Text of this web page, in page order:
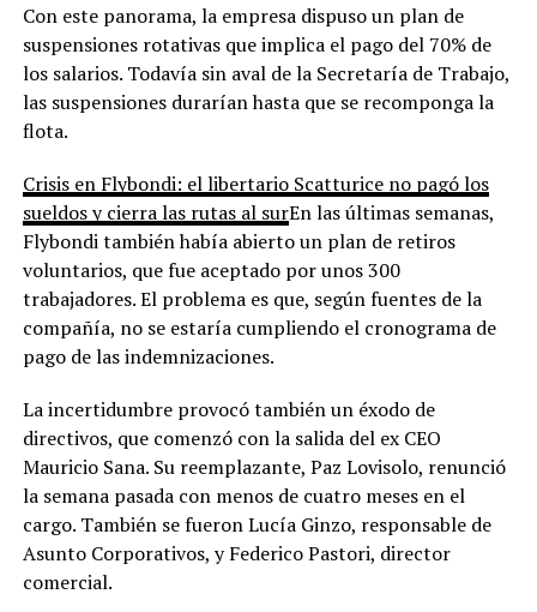
Con este panorama, la empresa dispuso un plan de
suspensiones rotativas que implica el pago del 70% de
los salarios. Todavía sin aval de la Secretaría de Trabajo,
las suspensiones durarían hasta que se recomponga la
flota.
Crisis en Flybondi: el libertario Scatturice no pagó los
sueldos y cierra las rutas al surEn las últimas semanas,
Flybondi también había abierto un plan de retiros
voluntarios, que fue aceptado por unos 300
trabajadores. El problema es que, según fuentes de la
compañía, no se estaría cumpliendo el cronograma de
pago de las indemnizaciones.
La incertidumbre provocó también un éxodo de
directivos, que comenzó con la salida del ex CEO
Mauricio Sana. Su reemplazante, Paz Lovisolo, renunció
la semana pasada con menos de cuatro meses en el
cargo. También se fueron Lucía Ginzo, responsable de
Asunto Corporativos, y Federico Pastori, director
comercial.